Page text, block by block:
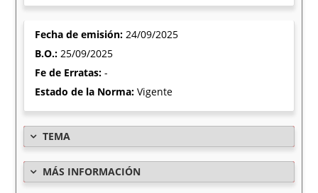
Fecha de emisión:24/09/2025
B.O.:25/09/2025
Fe de Erratas:-
Estado de la Norma:Vigente
TEMA
MÁS INFORMACIÓN